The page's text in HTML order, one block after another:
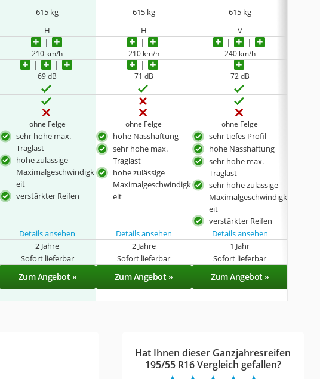
615 kg 615 kg
615 kg
H H
V
210 km/h 210 km/h 240 km/h
69 dB 71 dB 72 dB
ohne Felge ohne Felge ohne Felge
sehr hohe max.
Traglast
hohe zulässige
Maximalgeschwindigk
eit
verstärkter Reifen
hohe Nasshaftung
sehr hohe max.
Traglast
hohe zulässige
Maximalgeschwindigk
eit
sehr tiefes Profil
hohe Nasshaftung
sehr hohe max.
Traglast
sehr hohe zulässige
Maximalgeschwindigk
eit
verstärkter Reifen
Details ansehen Details ansehen Details ansehen
2 Jahre 2 Jahre 1 Jahr
Sofort lieferbar Sofort lieferbar Sofort lieferbar
Zum Angebot » Zum Angebot » Zum Angebot »
Hat Ihnen dieser Ganzjahresreifen
195/55 R16 Vergleich gefallen?